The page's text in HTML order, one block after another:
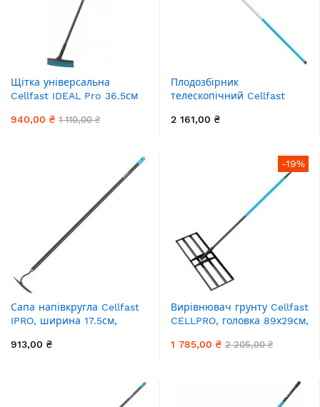
Щітка універсальна
Cellfast IDEAL Pro 36.5см
940,00 ₴ 1 110,00 ₴
Плодозбірник
телескопічний Cellfast
2 161,00 ₴
Сапа напівкругла Cellfast
IPRO, ширина 17.5см,
913,00 ₴
-19%
Вирівнювач грунту Cellfast
CELLPRO, головка 89х29см,
1 785,00 ₴ 2 205,00 ₴